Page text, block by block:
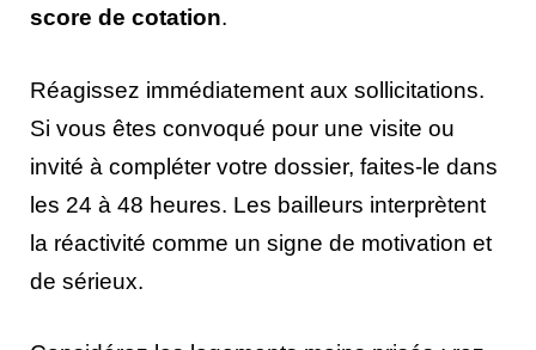
score de cotation.
Réagissez immédiatement aux sollicitations.
Si vous êtes convoqué pour une visite ou
invité à compléter votre dossier, faites-le dans
les 24 à 48 heures. Les bailleurs interprètent
la réactivité comme un signe de motivation et
de sérieux.